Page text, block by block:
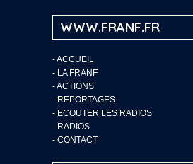
WWW.FRANF.FR
-ACCUEIL
- LA FRANF
-ACTIONS
- REPORTAGES
- ECOUTER LES RADIOS
- RADIOS
- CONTACT